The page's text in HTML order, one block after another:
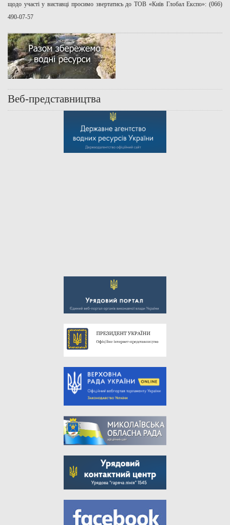
щодо участі у виставці просимо звертатись до ТОВ «Київ Глобал Експо»: (066)
490-07-57
Веб-представництва